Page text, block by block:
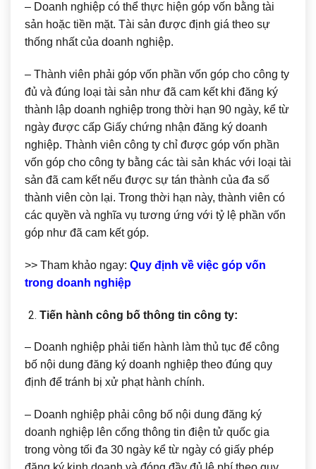
– Doanh nghiệp có thể thực hiện góp vốn bằng tài
sản hoặc tiền mặt. Tài sản được định giá theo sự
thống nhất của doanh nghiệp.
– Thành viên phải góp vốn phần vốn góp cho công ty
đủ và đúng loại tài sản như đã cam kết khi đăng ký
thành lập doanh nghiệp trong thời hạn 90 ngày, kể từ
ngày được cấp Giấy chứng nhận đăng ký doanh
nghiệp. Thành viên công ty chỉ được góp vốn phần
vốn góp cho công ty bằng các tài sản khác với loại tài
sản đã cam kết nếu được sự tán thành của đa số
thành viên còn lại. Trong thời hạn này, thành viên có
các quyền và nghĩa vụ tương ứng với tỷ lệ phần vốn
góp như đã cam kết góp.
>> Tham khảo ngay: Quy định về việc góp vốn
trong doanh nghiệp
Tiến hành công bố thông tin công ty:
– Doanh nghiệp phải tiến hành làm thủ tục để công
bố nội dung đăng ký doanh nghiệp theo đúng quy
định để tránh bị xử phạt hành chính.
– Doanh nghiệp phải công bố nội dung đăng ký
doanh nghiệp lên cổng thông tin điện tử quốc gia
trong vòng tối đa 30 ngày kể từ ngày có giấy phép